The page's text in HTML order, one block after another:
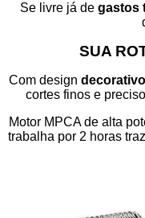
Se livre já de gastos
SUA
Com design
cortes finos e
Motor MPCA de alta
trabalha por 2 horas